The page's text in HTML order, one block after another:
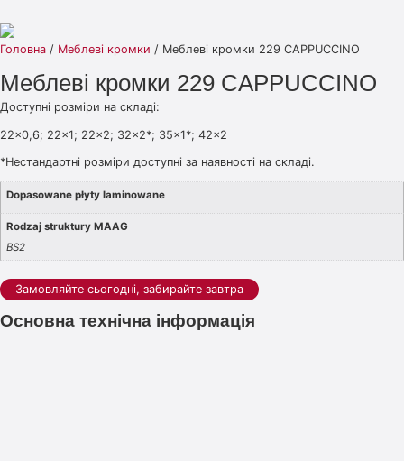
Головна / Меблеві кромки / Меблеві кромки 229 CAPPUCCINO
Меблеві кромки 229 CAPPUCCINO
Доступні розміри на складі:
22×0,6; 22×1; 22×2; 32×2*; 35×1*; 42×2
*Нестандартні розміри доступні за наявності на складі.
Dopasowane płyty laminowane
Rodzaj struktury MAAG
BS2
Замовляйте сьогодні, забирайте завтра
Основна технічна інформація